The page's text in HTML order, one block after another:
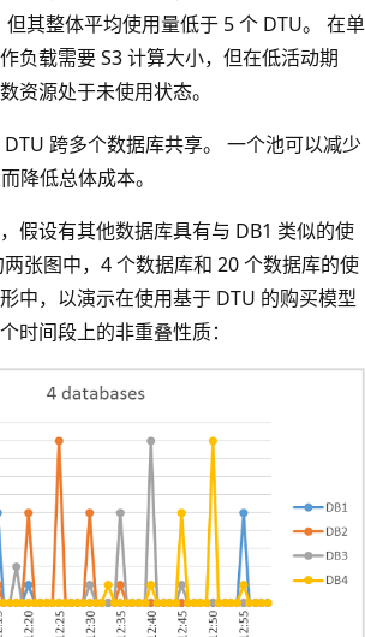
其整体平均使用量低于 5 个 DTU。 在单
负载需要 S3 计算大小，但在低活动期
资源处于未使用状态。
跨多个数据库共享。 一个池可以减少
降低总体成本。
假设有其他数据库具有与 DB1 类似的使
张图中，4 个数据库和 20 个数据库的使
中，以演示在使用基于 DTU 的购买模型
时间段上的非重叠性质：